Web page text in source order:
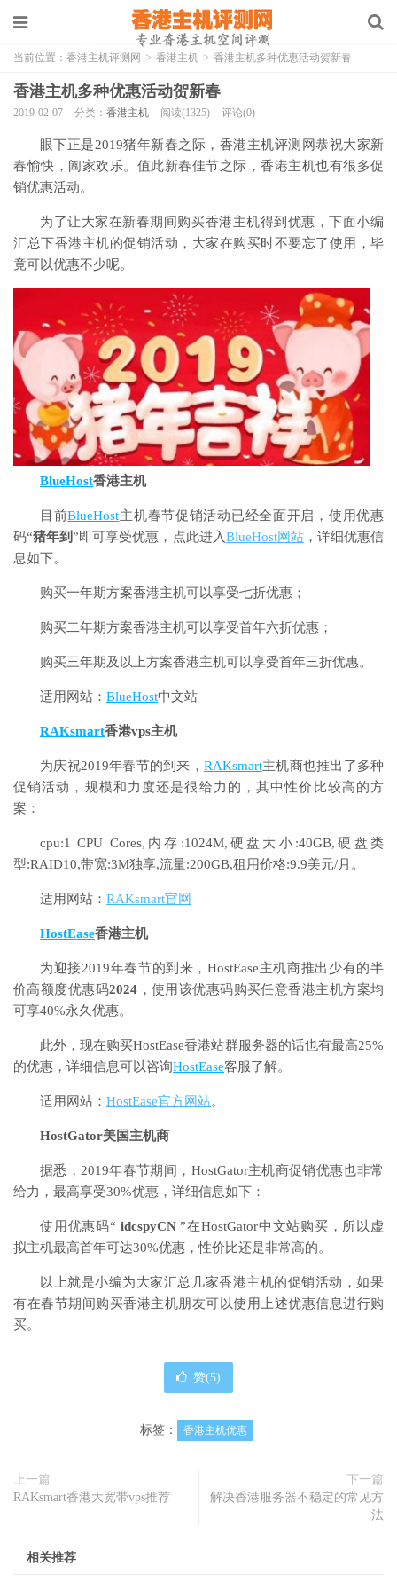
当前位置： 香港主机评测网 > 香港主机 > 香港主机多种优惠活动贺新春
香港主机多种优惠活动贺新春
2019-02-07 分类： 香港主机 阅读(1325) 评论(0)
眼下正是2019猪年新春之际，香港主机评测网恭祝大家新
春愉快，阖家欢乐。值此新春佳节之际，香港主机也有很多促
销优惠活动。
为了让大家在新春期间购买香港主机得到优惠，下面小编
汇总下香港主机的促销活动，大家在购买时不要忘了使用，毕
竟可以优惠不少呢。
BlueHost香港主机
目前BlueHost主机春节促销活动已经全面开启，使用优惠
码“猪年到”即可享受优惠，点此进入BlueHost网站，详细优惠信
息如下。
购买一年期方案香港主机可以享受七折优惠；
购买二年期方案香港主机可以享受首年六折优惠；
购买三年期及以上方案香港主机可以享受首年三折优惠。
适用网站： BlueHost中文站
RAKsmart香港vps主机
为庆祝2019年春节的到来， RAKsmart主机商也推出了多种
促销活动，规模和力度还是很给力的，其中性价比较高的方
案：
cpu:1 CPU Cores,内存:1024M,硬盘大小:40GB,硬盘类
型:RAID10,带宽:3M独享,流量:200GB,租用价格:9.9美元/月。
适用网站： RAKsmart官网
HostEase香港主机
为迎接2019年春节的到来，HostEase主机商推出少有的半
价高额度优惠码2024 ，使用该优惠码购买任意香港主机方案均
可享40%永久优惠。
此外，现在购买HostEase香港站群服务器的话也有最高25%
的优惠，详细信息可以咨询HostEase客服了解。
适用网站： HostEase官方网站。
HostGator美国主机商
据悉，2019年春节期间，HostGator主机商促销优惠也非常
给力，最高享受30%优惠，详细信息如下：
使用优惠码“ idcspyCN”在HostGator中文站购买，所以虚
拟主机最高首年可达30%优惠，性价比还是非常高的。
以上就是小编为大家汇总几家香港主机的促销活动，如果
有在春节期间购买香港主机朋友可以使用上述优惠信息进行购
买。
赞(5)
标签： 香港主机优惠
上一篇
RAKsmart香港大宽带vps推荐
下一篇
解决香港服务器不稳定的常见方
法
相关推荐